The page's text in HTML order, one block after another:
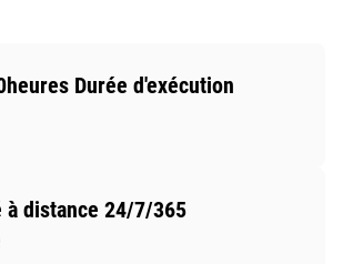
Durée d'exécution
à distance 24/7/365